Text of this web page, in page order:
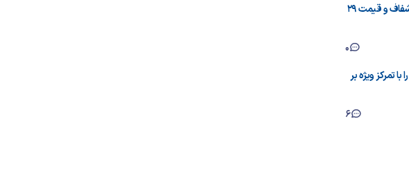
دوربین Godox C100 با منظره‌یاب LCD شفاف و قیمت ۲۹
0
کانن دوربین فول‌فریم جدید EOS R6 V را با تمرکز ویژه بر
6